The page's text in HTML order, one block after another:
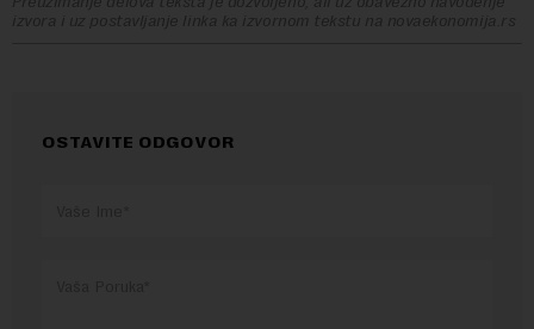
izvora i uz postavljanje linka ka izvornom tekstu na novaekonomija.rs
OSTAVITE ODGOVOR